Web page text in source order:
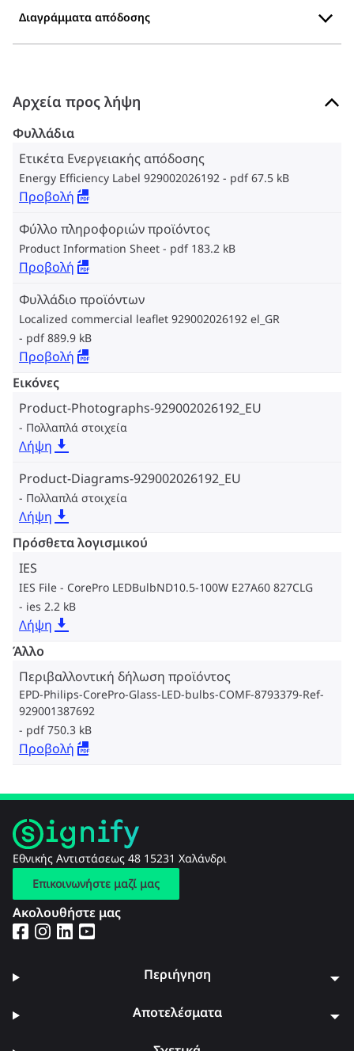
Διαγράμματα απόδοσης
Αρχεία προς λήψη
Φυλλάδια
Ετικέτα Ενεργειακής απόδοσης
Energy Efficiency Label 929002026192 pdf 67.5 kB
Προβολή
Φύλλο πληροφοριών προϊόντος
Product Information Sheet pdf 183.2 kB
Προβολή
Φυλλάδιο προϊόντων
Localized commercial leaflet 929002026192 el_GR
pdf 889.9 kB
Προβολή
Εικόνες
Product-Photographs-929002026192_EU
Πολλαπλά στοιχεία
Λήψη
Product-Diagrams-929002026192_EU
Πολλαπλά στοιχεία
Λήψη
Πρόσθετα λογισμικού
IES
IES File - CorePro LEDBulbND10.5-100W E27A60 827CLG
ies 2.2 kB
Λήψη
Άλλο
Περιβαλλοντική δήλωση προϊόντος
EPD-Philips-CorePro-Glass-LED-bulbs-COMF-8793379-Ref-
929001387692
pdf 750.3 kB
Προβολή
Εθνικής Αντιστάσεως 48 15231 Χαλάνδρι
Επικοινωνήστε μαζί μας
Ακολουθήστε μας
Περιήγηση
Αποτελέσματα